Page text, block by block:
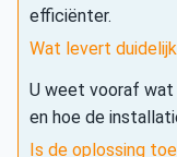
efficiënter.
Wat levert
U weet vooraf
en hoe de
Is de oplossing